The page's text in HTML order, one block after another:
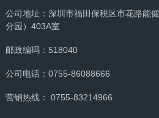
公司地址：深圳市福田保税区市花路能
分园）403A室
邮政编码：518040
公司电话：0755-86088666
营销热线： 0755-83214966